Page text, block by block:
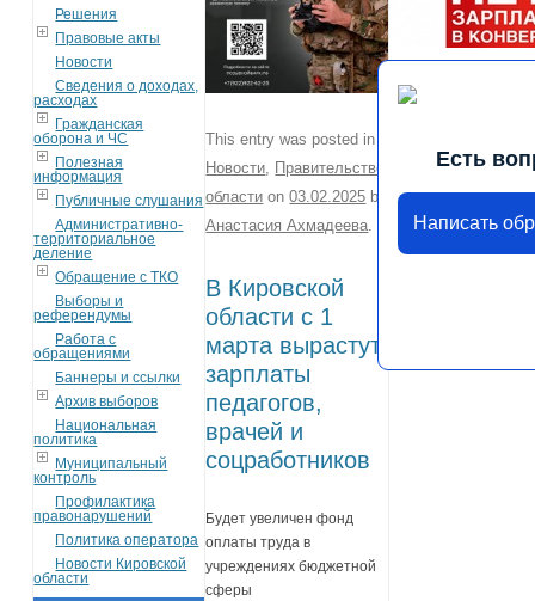
Решения
Правовые акты
Новости
Сведения о доходах,
расходах
Гражданская
оборона и ЧС
Полезная
информация
Публичные слушания
Административно-
территориальное
деление
Обращение с ТКО
Выборы и
референдумы
Работа с
обращениями
Баннеры и ссылки
Архив выборов
Национальная
политика
Муниципальный
контроль
Профилактика
правонарушений
Политика оператора
Новости Кировской
области
This entry was posted in
Новости, Правительство
области on03.02.2025 by
Анастасия Ахмадеева.
В Кировской
области с 1
марта вырастут
зарплаты
педагогов,
врачей и
соцработников
Будет увеличен фонд
оплаты труда в
учреждениях бюджетной
сферы
Есть
Написать